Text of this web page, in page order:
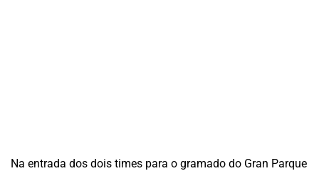
Na entrada dos dois times para o gramado do Gran Parque